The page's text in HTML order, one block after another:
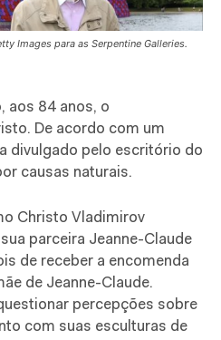
Images para as Serpentine Galleries.
aos 84 anos, o
De acordo com um
divulgado pelo escritório do
causas naturais.
Christo Vladimirov
parceira Jeanne-Claude
de receber a encomenda
de Jeanne-Claude.
percepções sobre
com suas esculturas de